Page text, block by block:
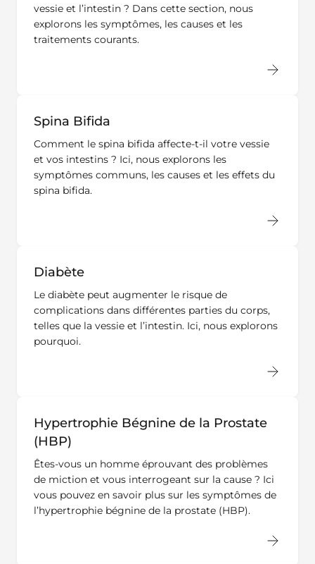
vessie et l’intestin ? Dans cette section, nous
explorons les symptômes, les causes et les
traitements courants.
Spina Bifida
Comment le spina bifida affecte-t-il votre vessie
et vos intestins ? Ici, nous explorons les
symptômes communs, les causes et les effets du
spina bifida.
Diabète
Le diabète peut augmenter le risque de
complications dans différentes parties du corps,
telles que la vessie et l’intestin. Ici, nous explorons
pourquoi.
Hypertrophie Bégnine de la Prostate
(HBP)
Êtes-vous un homme éprouvant des problèmes
de miction et vous interrogeant sur la cause ? Ici
vous pouvez en savoir plus sur les symptômes de
l’hypertrophie bégnine de la prostate (HBP).